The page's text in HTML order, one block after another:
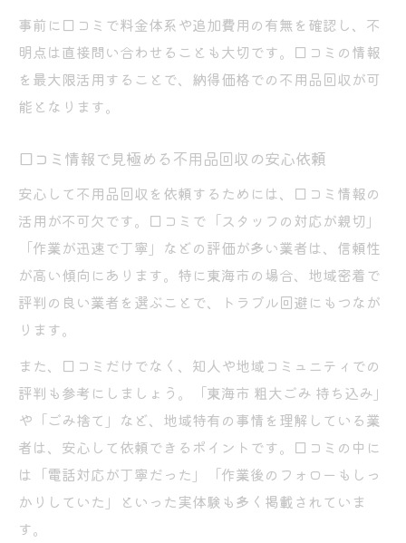
事前に口コミで料金体系や追加費用の有無を確認し、不
明点は直接問い合わせることも大切です。口コミの情報
を最大限活用することで、納得価格での不用品回収が可
能となります。
口コミ情報で見極める不用品回収の安心依頼
安心して不用品回収を依頼するためには、口コミ情報の
活用が不可欠です。口コミで「スタッフの対応が親切」
「作業が迅速で丁寧」などの評価が多い業者は、信頼性
が高い傾向にあります。特に東海市の場合、地域密着で
評判の良い業者を選ぶことで、トラブル回避にもつなが
ります。
また、口コミだけでなく、知人や地域コミュニティでの
評判も参考にしましょう。「東海市 粗大ごみ 持ち込み」
や「ごみ捨て」など、地域特有の事情を理解している業
者は、安心して依頼できるポイントです。口コミの中に
は「電話対応が丁寧だった」「作業後のフォローもしっ
かりしていた」といった実体験も多く掲載されていま
す。